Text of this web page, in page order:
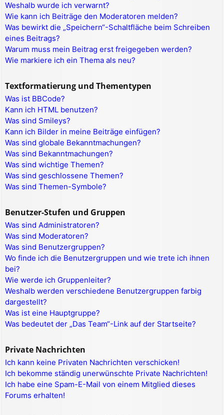
Weshalb wurde ich verwarnt?
Wie kann ich Beiträge den Moderatoren melden?
Was bewirkt die „Speichern“-Schaltfläche beim Schreiben
eines Beitrags?
Warum muss mein Beitrag erst freigegeben werden?
Wie markiere ich ein Thema als neu?
Textformatierung und Thementypen
Was ist BBCode?
Kann ich HTML benutzen?
Was sind Smileys?
Kann ich Bilder in meine Beiträge einfügen?
Was sind globale Bekanntmachungen?
Was sind Bekanntmachungen?
Was sind wichtige Themen?
Was sind geschlossene Themen?
Was sind Themen-Symbole?
Benutzer-Stufen und Gruppen
Was sind Administratoren?
Was sind Moderatoren?
Was sind Benutzergruppen?
Wo finde ich die Benutzergruppen und wie trete ich ihnen
bei?
Wie werde ich Gruppenleiter?
Weshalb werden verschiedene Benutzergruppen farbig
dargestellt?
Was ist eine Hauptgruppe?
Was bedeutet der „Das Team“-Link auf der Startseite?
Private Nachrichten
Ich kann keine Privaten Nachrichten verschicken!
Ich bekomme ständig unerwünschte Private Nachrichten!
Ich habe eine Spam-E-Mail von einem Mitglied dieses
Forums erhalten!